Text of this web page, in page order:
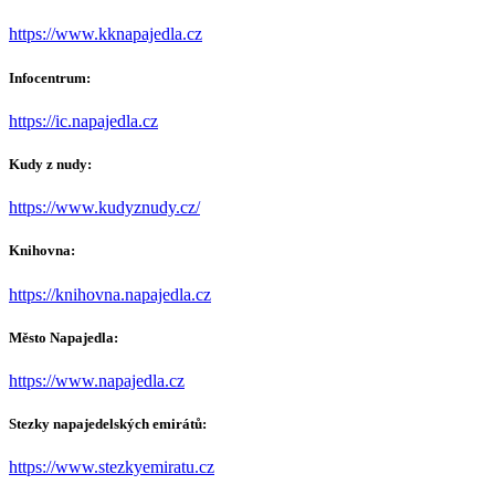
https://www.kknapajedla.cz
Infocentrum:
https://ic.napajedla.cz
Kudy z nudy:
https://www.kudyznudy.cz/
Knihovna:
https://knihovna.napajedla.cz
Město Napajedla:
https://www.napajedla.cz
Stezky napajedelských emirátů:
https://www.stezkyemiratu.cz